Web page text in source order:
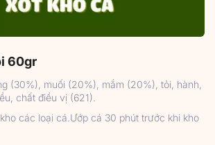
60gr
(30%), muối (20%), mắm (20%), tỏi, hành,
chất điều vị (621).
các loại cá.Ướp cá 30 phút trước khi kho